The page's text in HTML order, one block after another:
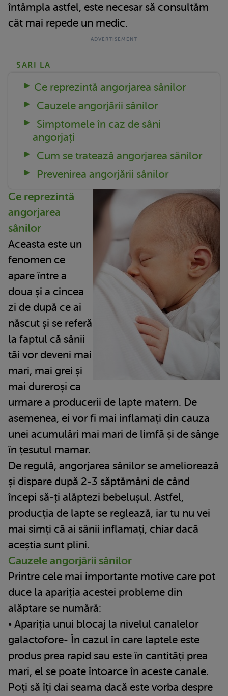
întâmpla astfel, este necesar să consultăm
cât mai repede un medic.
SARI LA
Ce reprezintă angorjarea sânilor
Cauzele angorjării sânilor
Simptomele în caz de sâni
angorjați
Cum se tratează angorjarea sânilor
Prevenirea angorjării sânilor
Ce reprezintă
angorjarea
sânilor
Aceasta este un
fenomen ce
apare între a
doua și a cincea
zi de după ce ai
născut și se referă
la faptul că sânii
tăi vor deveni mai
mari, mai grei și
mai dureroși ca
urmare a producerii de lapte matern. De
asemenea, ei vor fi mai inflamați din cauza
unei acumulări mai mari de limfă și de sânge
în țesutul mamar.
De regulă, angorjarea sânilor se ameliorează
și dispare după 2-3 săptămâni de când
începi să-ți alăptezi bebelușul. Astfel,
producția de lapte se reglează, iar tu nu vei
mai simți că ai sânii inflamați, chiar dacă
aceștia sunt plini.
Cauzele angorjării sânilor
Printre cele mai importante motive care pot
duce la apariția acestei probleme din
alăptare se numără:
• Apariția unui blocaj la nivelul canalelor
galactofore- În cazul în care laptele este
produs prea rapid sau este în cantități prea
mari, el se poate întoarce în aceste canale.
Poți să îți dai seama dacă este vorba despre